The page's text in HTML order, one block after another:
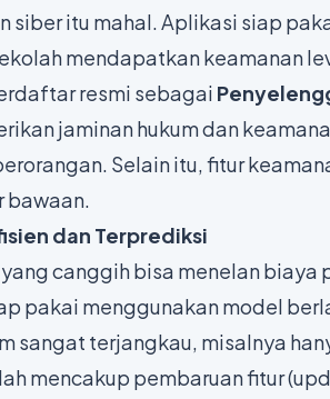
siber itu mahal. Aplikasi siap
mendapatkan keamanan
resmi sebagai
jaminan hukum dan
Selain itu, fitur
bawaan.
dan Terprediksi
canggih bisa menelan biaya
pakai menggunakan model
sangat terjangkau, misalnya
mencakup pembaruan fitur (